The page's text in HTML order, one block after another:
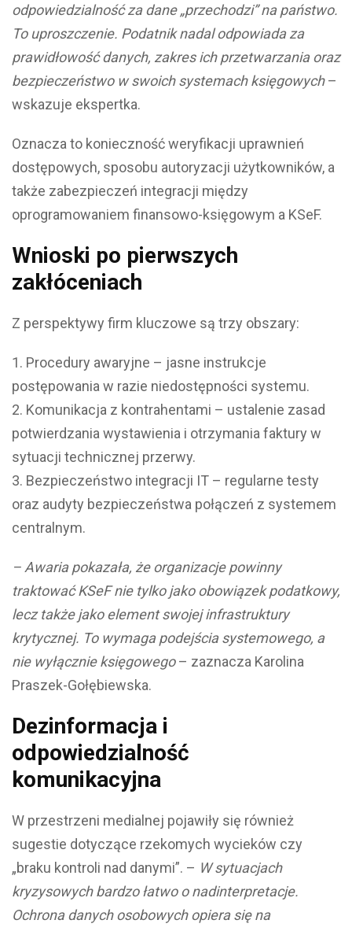
odpowiedzialność za dane „przechodzi” na państwo.
To uproszczenie. Podatnik nadal odpowiada za
prawidłowość danych, zakres ich przetwarzania oraz
bezpieczeństwo w swoich systemach księgowych–
wskazuje ekspertka.
Oznacza to konieczność weryfikacji uprawnień
dostępowych, sposobu autoryzacji użytkowników, a
także zabezpieczeń integracji między
oprogramowaniem finansowo-księgowym a KSeF.
Wnioski po pierwszych
zakłóceniach
Z perspektywy firm kluczowe są trzy obszary:
Procedury awaryjne – jasne instrukcje
postępowania w razie niedostępności systemu.
Komunikacja z kontrahentami – ustalenie zasad
potwierdzania wystawienia i otrzymania faktury w
sytuacji technicznej przerwy.
Bezpieczeństwo integracji IT – regularne testy
oraz audyty bezpieczeństwa połączeń z systemem
centralnym.
– Awaria pokazała, że organizacje powinny
traktować KSeF nie tylko jako obowiązek podatkowy,
lecz także jako element swojej infrastruktury
krytycznej. To wymaga podejścia systemowego, a
nie wyłącznie księgowego– zaznacza Karolina
Praszek-Gołębiewska.
Dezinformacja i
odpowiedzialność
komunikacyjna
W przestrzeni medialnej pojawiły się również
sugestie dotyczące rzekomych wycieków czy
„braku kontroli nad danymi”. – W sytuacjach
kryzysowych bardzo łatwo o nadinterpretacje.
Ochrona danych osobowych opiera się na